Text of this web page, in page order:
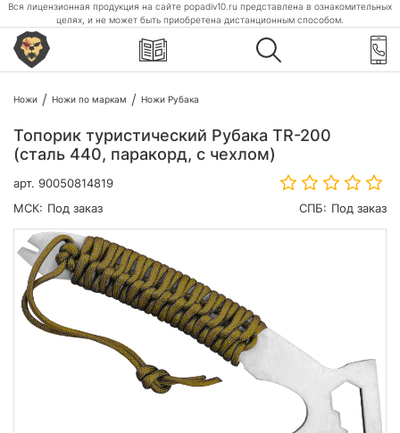
Вся лицензионная продукция на сайте popadiv10.ru представлена в ознакомительных
целях, и не может быть приобретена дистанционным способом.
Ножи Ножи по маркам Ножи Рубака
Топорик туристический Рубака TR-200
(сталь 440, паракорд, с чехлом)
арт. 90050814819
МСК: Под заказ СПБ: Под заказ